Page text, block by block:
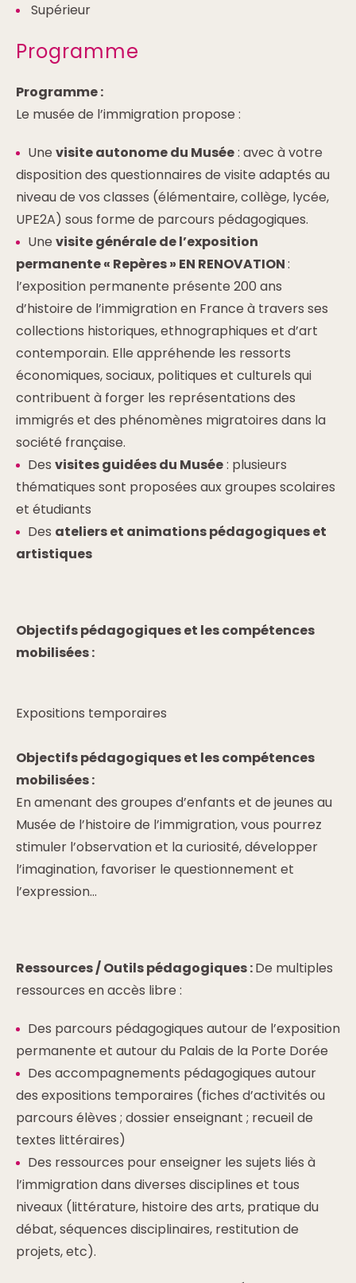
Supérieur
Programme
Programme :
Le musée de l’immigration propose :
Une visite autonome du Musée: avec à votre
disposition des questionnaires de visite adaptés au
niveau de vos classes (élémentaire, collège, lycée,
UPE2A) sous forme de parcours pédagogiques.
Une visite générale de l’exposition
permanente « Repères » EN RENOVATION:
l’exposition permanente présente 200 ans
d’histoire de l’immigration en France à travers ses
collections historiques, ethnographiques et d’art
contemporain. Elle appréhende les ressorts
économiques, sociaux, politiques et culturels qui
contribuent à forger les représentations des
immigrés et des phénomènes migratoires dans la
société française.
Des visites guidées du Musée: plusieurs
thématiques sont proposées aux groupes scolaires
et étudiants
Des ateliers et animations pédagogiques et
artistiques
Objectifs pédagogiques et les compétences
mobilisées :
Expositions temporaires
Objectifs pédagogiques et les compétences
mobilisées :
En amenant des groupes d’enfants et de jeunes au
Musée de l’histoire de l’immigration, vous pourrez
stimuler l’observation et la curiosité, développer
l’imagination, favoriser le questionnement et
l’expression...
Ressources / Outils pédagogiques :De multiples
ressources en accès libre :
Des parcours pédagogiques autour de l’exposition
permanente et autour du Palais de la Porte Dorée
Des accompagnements pédagogiques autour
des expositions temporaires (fiches d’activités ou
parcours élèves ; dossier enseignant ; recueil de
textes littéraires)
Des ressources pour enseigner les sujets liés à
l’immigration dans diverses disciplines et tous
niveaux (littérature, histoire des arts, pratique du
débat, séquences disciplinaires, restitution de
projets, etc).